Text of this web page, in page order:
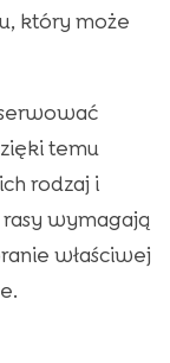
który może
temu
rodzaj i
wymagają
właściwej